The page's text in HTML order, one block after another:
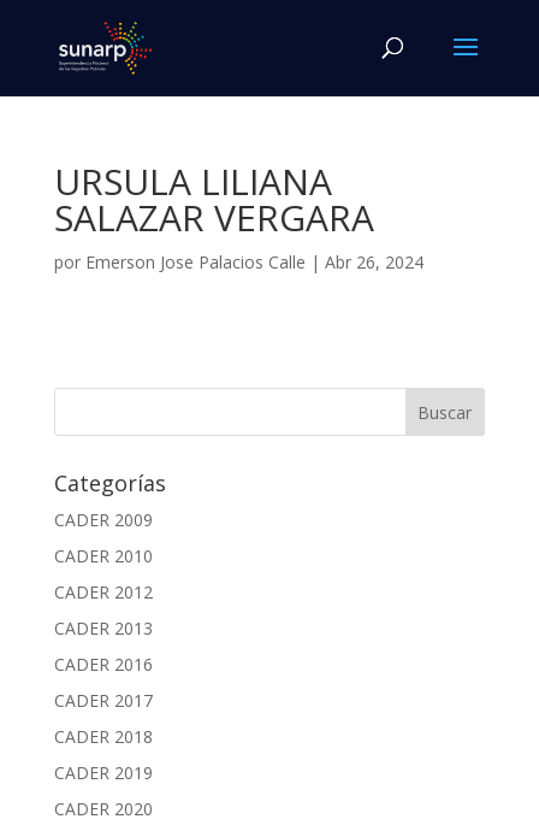
URSULA LILIANA
SALAZAR VERGARA
por Emerson Jose Palacios Calle | Abr 26, 2024
Categorías
CADER 2009
CADER 2010
CADER 2012
CADER 2013
CADER 2016
CADER 2017
CADER 2018
CADER 2019
CADER 2020